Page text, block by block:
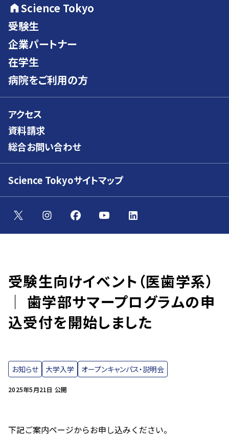
Science Tokyo
受験生
企業パートナー
在学生
病院をご利用の方
アクセス
資料請求
総合お問い合わせ
Science Tokyoサイトマップ
受験生向けイベント（医歯学系）
｜ 歯学部サマープログラムの申
込受付を開始しました
2025年5月21日 公開
お知らせ 大学入学 オープンキャンパス・説明会
下記ご案内ページからお申し込みください。